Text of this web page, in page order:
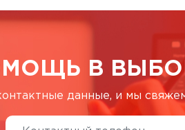
В
данные, и мы